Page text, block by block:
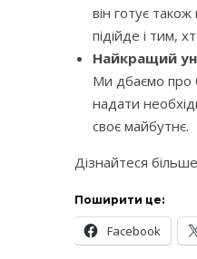
він готує
підійде і тим,
Найкращий
Ми дбаємо про
надати
своє майбутнє.
Дізнайтеся
Поширити це:
Facebook